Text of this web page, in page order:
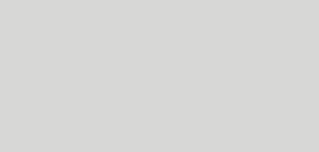
[GK] Oubliez Crazy Taxi,
[LS] [Switch] NSZ 5.0.0
[GK] No More Room in